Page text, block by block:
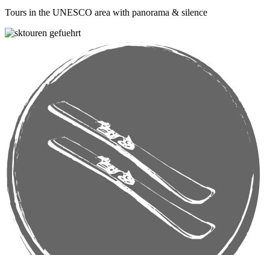
Tours in the UNESCO area with panorama & silence